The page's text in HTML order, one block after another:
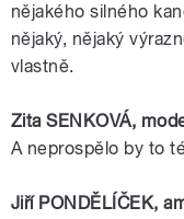
nějakého silného
nějaký, nějaký
vlastně.
Zita SENKOVÁ,
A neprospělo by to
Jiří PONDĚLÍČEK,